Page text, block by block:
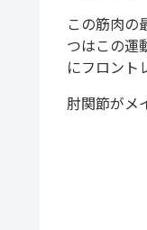
この筋肉の
つはこの運
にフロント
肘関節がメ